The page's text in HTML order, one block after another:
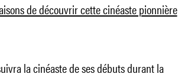
de découvrir cette cinéaste pionnière
la cinéaste de ses débuts durant la